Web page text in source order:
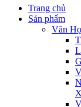
Trang chủ
Sản phẩm
Văn